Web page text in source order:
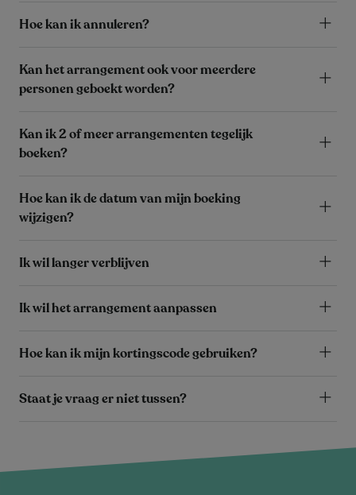
Hoe kan ik annuleren?
Kan het arrangement ook voor meerdere
personen geboekt worden?
Kan ik 2 of meer arrangementen tegelijk
boeken?
Hoe kan ik de datum van mijn boeking
wijzigen?
Ik wil langer verblijven
Ik wil het arrangement aanpassen
Hoe kan ik mijn kortingscode gebruiken?
Staat je vraag er niet tussen?